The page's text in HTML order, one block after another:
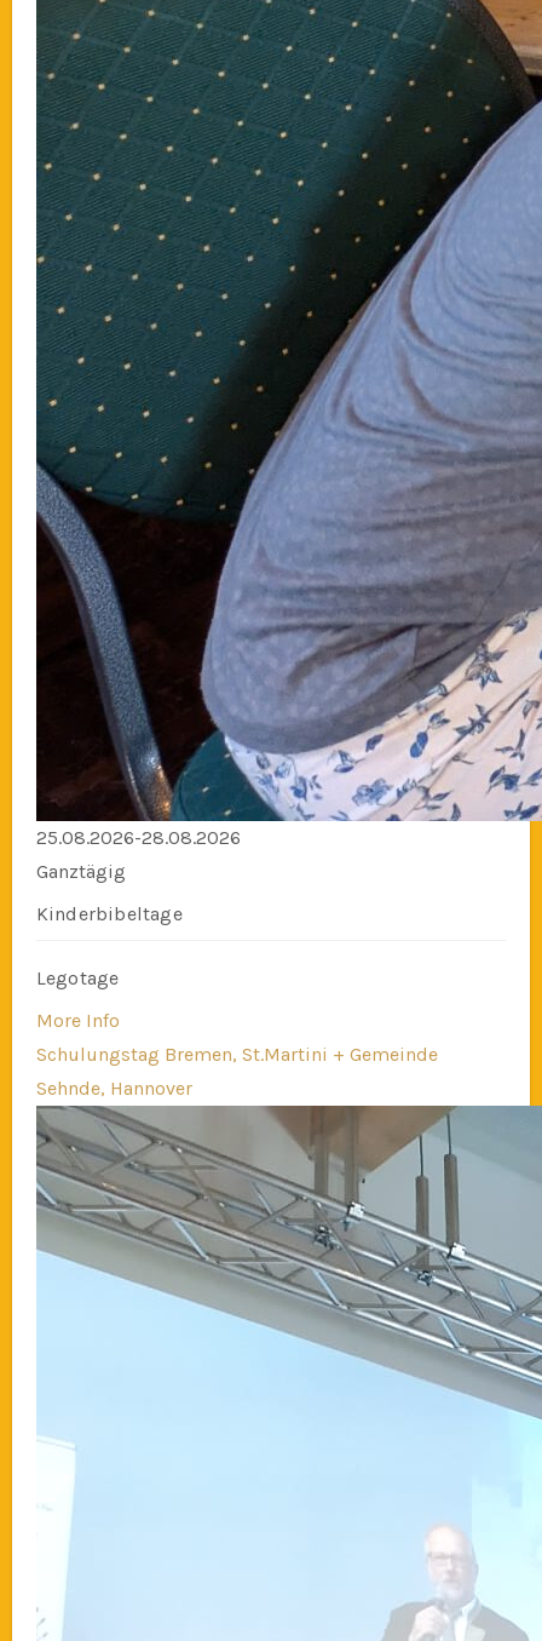
25.08.2026-28.08.2026
Ganztägig
Kinderbibeltage
Legotage
More Info
Schulungstag Bremen, St.Martini + Gemeinde
Sehnde, Hannover